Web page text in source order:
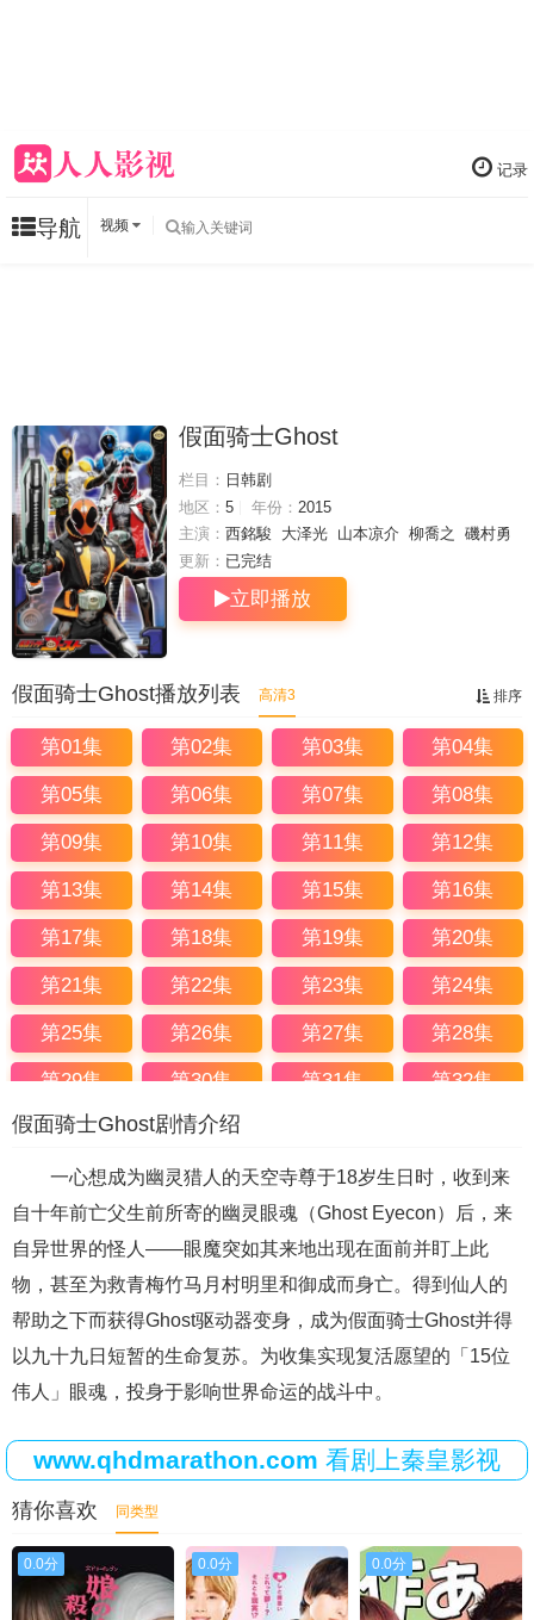
记录
导航 视频
假面骑士Ghost
栏目： 日韩剧
地区： 5 年份： 2015
主演： 西銘駿 大泽光 山本凉介 柳喬之
磯村勇
斗 竹中直人
更新： 已完结
立即播放
排序
假面骑士Ghost播放列表 高清3
第01集 第02集 第03集 第04集
第05集 第06集 第07集 第08集
第09集 第10集 第11集 第12集
第13集 第14集 第15集 第16集
第17集 第18集 第19集 第20集
第21集 第22集 第23集 第24集
第25集 第26集 第27集 第28集
第29集 第30集 第31集 第32集
第33集 第34集
第37集 第38集 第39集 第40集
第41集 第42集 第43集 第44集
第45集 第46集 第47集 第48集
第49集 第50集
假面骑士Ghost剧情介绍
一心想成为幽灵猎人的天空寺尊于18岁生日时，收到来
自十年前亡父生前所寄的幽灵眼魂（Ghost Eyecon）后，来
自异世界的怪人——眼魔突如其来地出现在面前并盯上此
物，甚至为救青梅竹马月村明里和御成而身亡。得到仙人的
帮助之下而获得Ghost驱动器变身，成为假面骑士Ghost并得
以九十九日短暂的生命复苏。为收集实现复活愿望的「15位
伟人」眼魂，投身于影响世界命运的战斗中。
www.qhdmarathon.com 看剧上秦皇影视
猜你喜欢 同类型
0.0分 0.0分 0.0分